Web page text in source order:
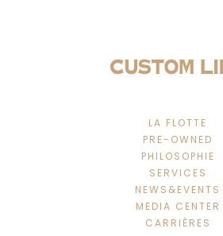
LA FLOTTE
PRE-OWNED
PHILOSOPHIE
SERVICES
NEWS&EVENTS
MEDIA CENTER
CARRIÈRES